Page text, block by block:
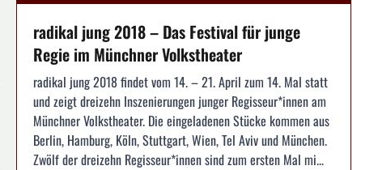
radikal jung 2018 – Das Festival für junge
Regie im Münchner Volkstheater
radikal jung 2018 findet vom 14. – 21. April zum 14. Mal statt
und zeigt dreizehn Inszenierungen junger Regisseur*innen am
Münchner Volkstheater. Die eingeladenen Stücke kommen aus
Berlin, Hamburg, Köln, Stuttgart, Wien, Tel Aviv und München.
Zwölf der dreizehn Regisseur*innen sind zum ersten Mal mi...